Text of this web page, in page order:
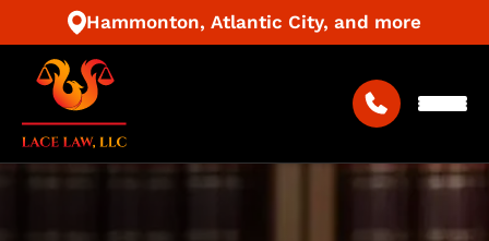
Hammonton, Atlantic City, and more